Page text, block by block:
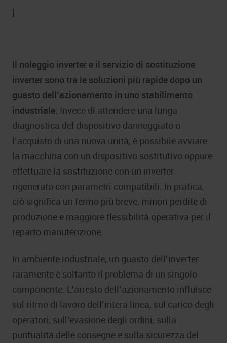
]
Il noleggio inverter e il servizio di sostituzione
inverter sono tra le soluzioni più rapide dopo un
guasto dell’azionamento in uno stabilimento
industriale. Invece di attendere una lunga
diagnostica del dispositivo danneggiato o
l’acquisto di una nuova unità, è possibile avviare
la macchina con un dispositivo sostitutivo oppure
effettuare la sostituzione con un inverter
rigenerato con parametri compatibili. In pratica,
ciò significa un fermo più breve, minori perdite di
produzione e maggiore flessibilità operativa per il
reparto manutenzione.
In ambiente industriale, un guasto dell’inverter
raramente è soltanto il problema di un singolo
componente. L’arresto dell’azionamento influisce
sul ritmo di lavoro dell’intera linea, sul carico degli
operatori, sull’evasione degli ordini, sulla
puntualità delle consegne e sulla sicurezza del